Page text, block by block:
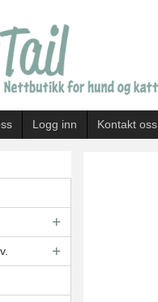
Logg inn Kontakt oss